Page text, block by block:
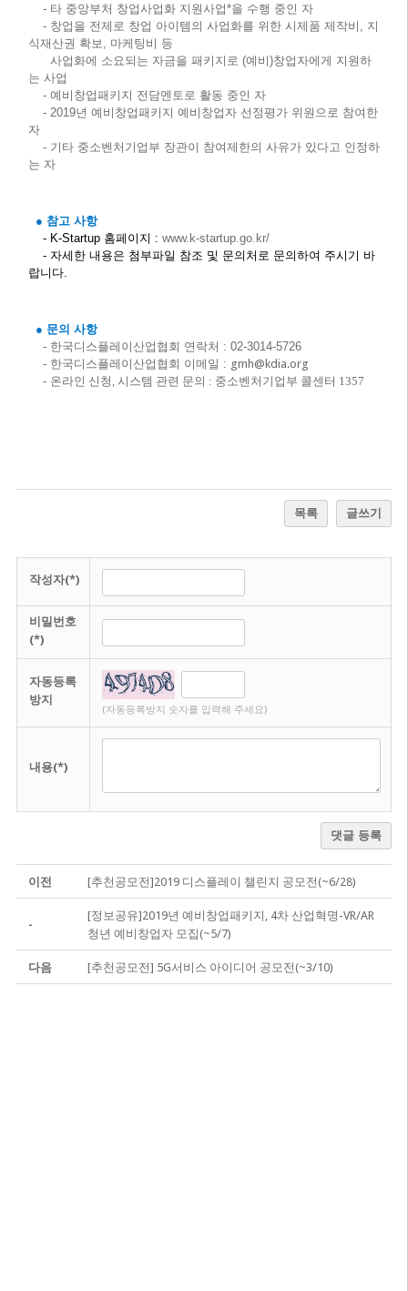
- 타 중앙부처 창업사업화 지원사업*을 수행 중인 자
- 창업을 전제로 창업 아이템의 사업화를 위한 시제품 제작비, 지
식재산권 확보, 마케팅비 등
사업화에 소요되는 자금을 패키지로 (예비)창업자에게 지원하
는 사업
- 예비창업패키지 전담멘토로 활동 중인 자
- 2019년 예비창업패키지 예비창업자 선정평가 위원으로 참여한
자
- 기타 중소벤처기업부 장관이 참여제한의 사유가 있다고 인정하
는 자
● 참고 사항
- K-Startup 홈페이지 : www.k-startup.go.kr/
- 자세한 내용은 첨부파일 참조 및 문의처로 문의하여 주시기 바
랍니다.
● 문의 사항
- 한국디스플레이산업협회 연락처 : 02-3014-5726
- 한국디스플레이산업협회 이메일 : gmh@kdia.org
- 온라인 신청, 시스템 관련 문의 : 중소벤처기업부 콜센터 1357
목록 글쓰기
작성자(*)
비밀번호
(*)
자동등록
방지
(자동등록방지 숫자를 입력해 주세요)
내용(*)
댓글 등록
이전 [추천공모전]2019 디스플레이 챌린지 공모전(~6/28)
-
[정보공유]2019년 예비창업패키지, 4차 산업혁명-VR/AR
청년 예비창업자 모집(~5/7)
다음 [추천공모전] 5G서비스 아이디어 공모전(~3/10)